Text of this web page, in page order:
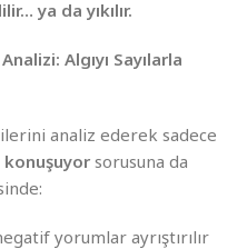
ya da yıkılır.
Algıyı Sayılarla
analiz ederek sadece
konuşuyor sorusuna da
yorumlar ayrıştırılır